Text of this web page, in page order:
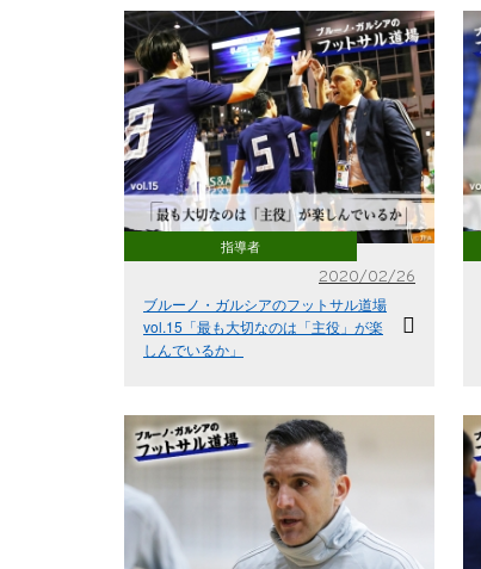
指導者
2020/02/26
ブルーノ・ガルシアのフットサル道場
vol.15「最も大切なのは「主役」が楽
しんでいるか」